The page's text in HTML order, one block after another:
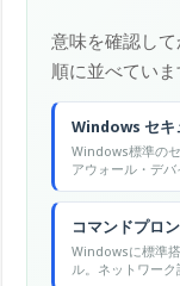
意味を確認し
順に並べていま
Windows セキ
Windows標準の
アウォール・デバ
コマンドプロ
Windowsに標準
ル。ネットワーク